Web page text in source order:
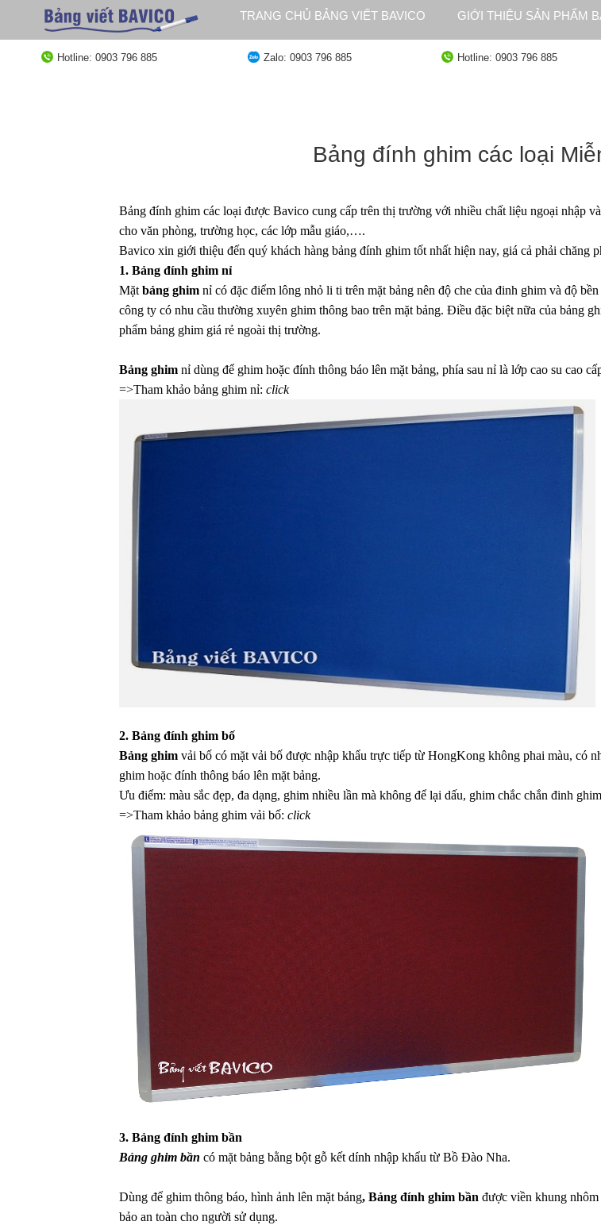
TRANG CHỦ BẢNG VIẾT BAVICO GIỚI THIỆU SẢN PHẨM
Hotline: 0903 796 885 Zalo: 0903 796 885 Hotline: 0903 796 885
Bảng đính ghim các loại
Bảng đính ghim các loại đượcBavico cung cấp trên thị trường với nhiều chất liệu ngoại nhập
cho văn phòng, trường học, các lớp mẫu giáo,….
Bavico xin giới thiệu đến quý khách hàng bảng đính ghim tốt nhất hiện nay, giá cả phải chăng
1. Bảng đính ghim nỉ
Mặtbảng ghim nỉ có đặc điểm lông nhỏ li ti trên mặt bảng nên độ che của đinh ghim và độ
công ty có nhu cầu thường xuyên ghim thông bao trên mặt bảng. Điều đặc biệt nữa của bảng
phẩm bảng ghim giá rẻ ngoài thị trường.
Bảng ghim nỉ dùng để ghim hoặc đính thông báo lên mặt bảng, phía sau nỉ là lớp cao su cao
=>Tham khảo bảng ghim nỉ:click
2. Bảng đính ghim bố
Bảng ghim vải bố có mặt vải bố được nhập khẩu trực tiếp từ HongKong không phai màu, có
ghim hoặc đính thông báo lên mặt bảng.
Ưu điểm: màu sắc đẹp, đa dạng, ghim nhiều lần mà không để lại dấu, ghim chắc chắn đinh
=>Tham khảo bảng ghim vải bố:click
3. Bảng đính ghim bần
Bảng ghim bần có mặt bảng bằng bột gỗ kết dính nhập khẩu từ Bồ Đào Nha.
Dùng để ghim thông báo, hình ảnh lên mặt bảng,Bảng đính ghim bầnđược viền khung
bảo an toàn cho người sử dụng.